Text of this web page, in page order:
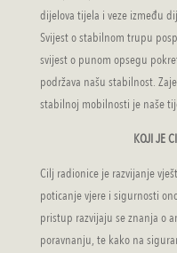
dijelova tijela i veze između
Svijest o stabilnom trupu
svijest o punom opsegu
podržava našu stabilnost.
stabilnoj mobilnosti je naše
KOJI JE
Cilj radionice je razvijanje
poticanje vjere i sigurnosti
pristup razvijaju se znanja o
poravnanju, te kako na